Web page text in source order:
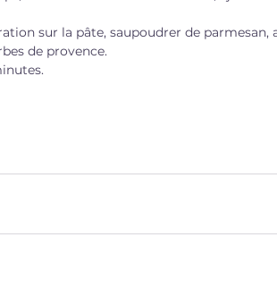
sur la pâte, saupoudrer de parmesan,
de provence.